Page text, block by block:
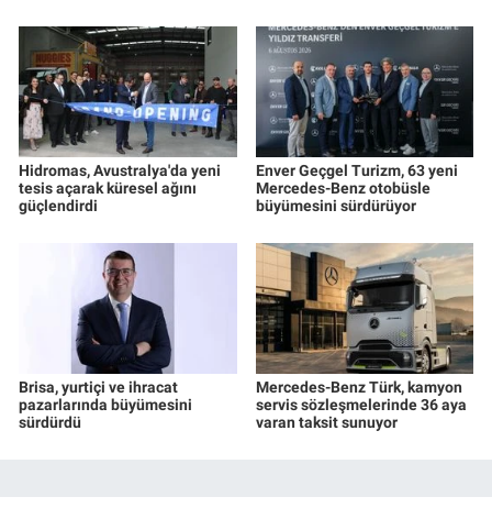
Hidromas, Avustralya'da yeni
tesis açarak küresel ağını
güçlendirdi
Enver Geçgel Turizm, 63 yeni
Mercedes-Benz otobüsle
büyümesini sürdürüyor
Brisa, yurtiçi ve ihracat
pazarlarında büyümesini
sürdürdü
Mercedes-Benz Türk, kamyon
servis sözleşmelerinde 36 aya
varan taksit sunuyor